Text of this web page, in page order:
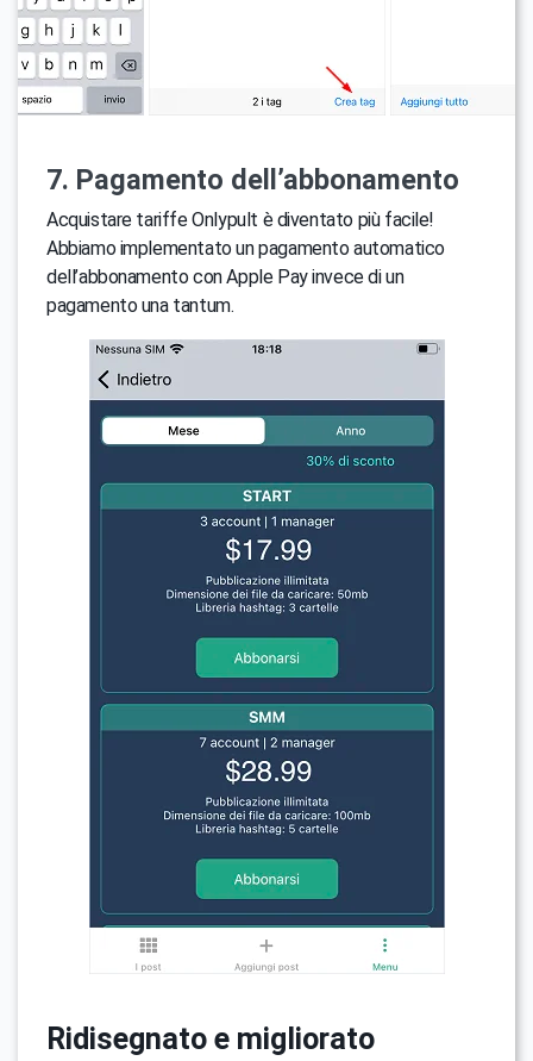
7. Pagamento dell’abbonamento
Acquistare tariffe Onlypult è diventato più facile!
Abbiamo implementato un pagamento automatico
dell’abbonamento con Apple Pay invece di un
pagamento una tantum.
Ridisegnato e migliorato